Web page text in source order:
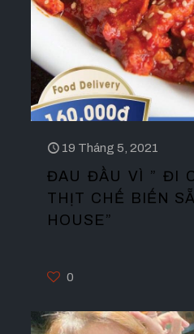
19 Tháng 5, 2021
ĐAU ĐẦU VÌ ” ĐI
THỊT CHẾ BIẾN
HOUSE”
0